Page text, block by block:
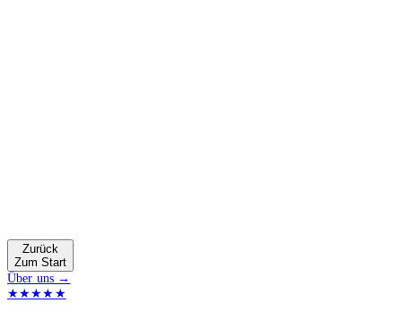
Zurück
Zum Start
Über uns →
★★★★★